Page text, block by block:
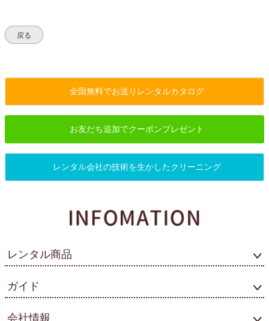
戻る
全国無料でお送りレンタルカタログ
お友だち追加でクーポンプレゼント
レンタル会社の技術を生かしたクリーニング
レンタル商品
ガイド
会社情報